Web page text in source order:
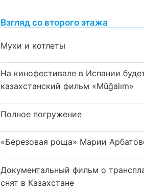
Взгляд со второго этажа
Мухи и котлеты
На кинофестивале в Испании
казахстанский фильм «Mūğalım»
Полное погружение
«Березовая роща» Марии
Документальный фильм о
снят в Казахстане